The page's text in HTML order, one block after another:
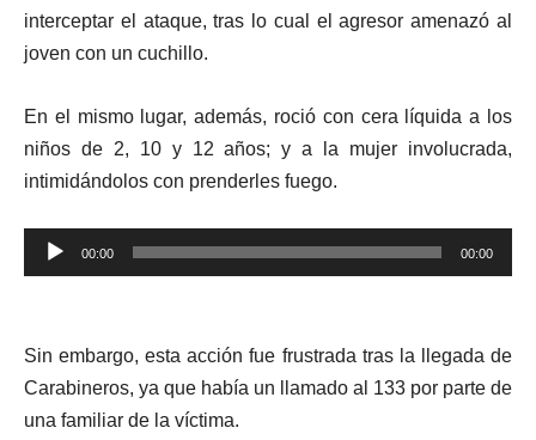
interceptar el ataque, tras lo cual el agresor amenazó al
joven con un cuchillo.
En el mismo lugar, además, roció con cera líquida a los
niños de 2, 10 y 12 años; y a la mujer involucrada,
intimidándolos con prenderles fuego.
Reproductor
de
00:00 00:00
Sin embargo, esta acción fue frustrada tras la llegada de
Carabineros, ya que había un llamado al 133 por parte de
una familiar de la víctima.